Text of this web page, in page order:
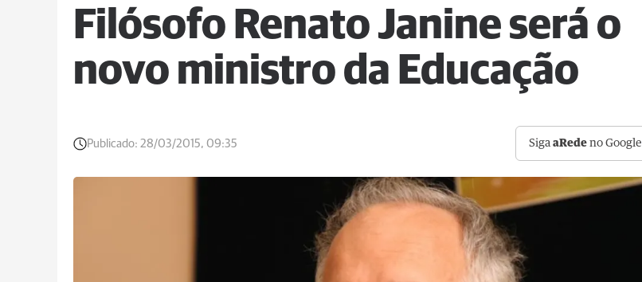
Filósofo Renato Janine será o
novo ministro da Educação
Publicado: 28/03/2015, 09:35 SigaaRede no Google